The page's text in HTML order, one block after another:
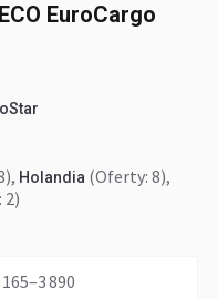
EuroCargo
, Holandia (Oferty: 8),
2)
165–3 890